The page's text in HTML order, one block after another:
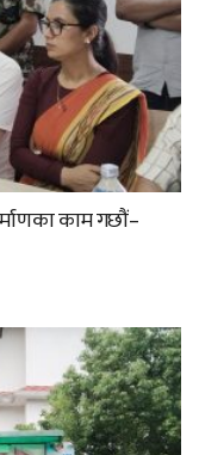
काम गछौं–